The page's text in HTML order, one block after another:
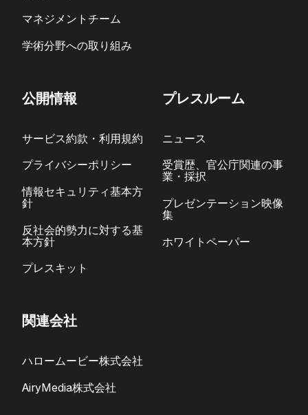
マネジメントチーム
学術分野への取り組み
公開情報
サービス約款・利用規約
プライバシーポリシー
情報セキュリティ基本方
針
反社会的勢力に対する基
本方針
プレスキット
プレスルーム
ニュース
受賞歴、官公庁関連の事
業・採択
プレゼンテーション映像
集
ホワイトペーパー
関連会社
ハロームービー株式会社
AiryMedia株式会社